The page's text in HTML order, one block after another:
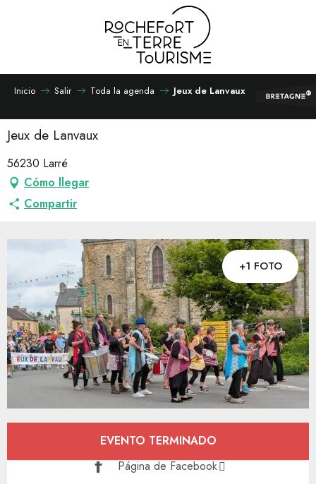
Inicio Salir Toda la agenda Jeux de Lanvaux
Jeux de Lanvaux
56230 Larré
Cómo llegar
Compartir
+1 FOTO
Horarios y datos de contacto
EVENTO TERMINADO
Página de Facebook